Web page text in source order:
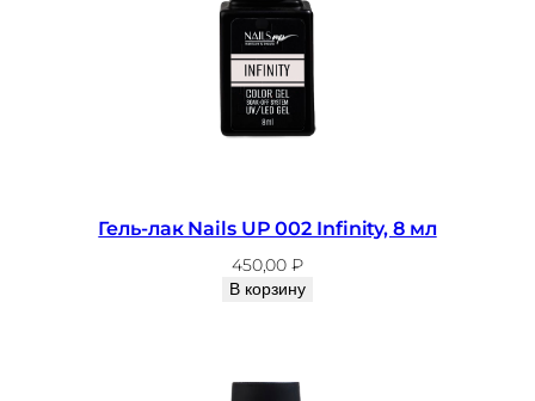
Гель-лак Nails UP 002 Infinity, 8 мл
450,00₽
В корзину